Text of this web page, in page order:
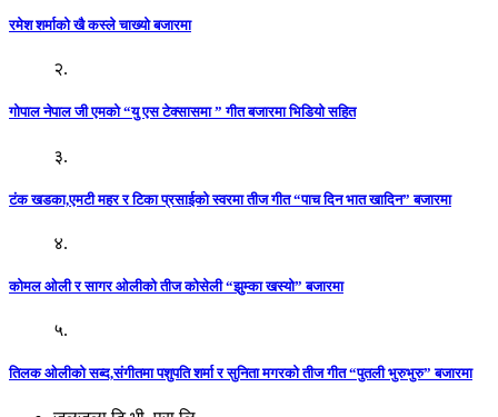
रमेश शर्माको खै कस्ले चाख्यो बजारमा
२.
गोपाल नेपाल जी एमको “यु एस टेक्सासमा ” गीत बजारमा भिडियो सहित
३.
टंक खडका,एमटी महर र टिका प्रसाईको स्वरमा तीज गीत “पाच दिन भात खादिन” बजारमा
४.
कोमल ओली र सागर ओलीको तीज कोसेली “झुम्का खस्यो” बजारमा
५.
तिलक ओलीको सब्द,संगीतमा पशुपति शर्मा र सुनिता मगरको तीज गीत “पुतली भुरुभुरु” बजारमा